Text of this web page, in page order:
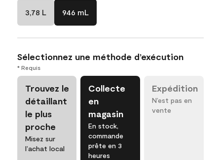
3,78 L 946 mL
Sélectionnez une méthode d’exécution
* Requis
Trouvez le
détaillant
le plus
proche
Misez sur
l’achat local
Collecte
en
magasin
En stock,
commande
prête en 3
heures
Expédition
N’est pas en
vente